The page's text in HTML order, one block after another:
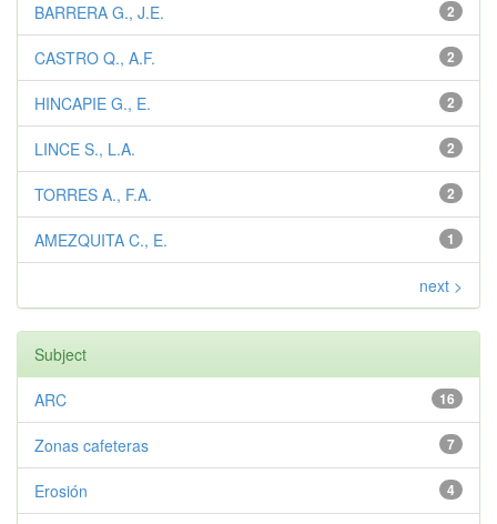
2
BARRERA G., J.E.
2
CASTRO Q., A.F.
2
HINCAPIE G., E.
2
LINCE S., L.A.
2
TORRES A., F.A.
1
AMEZQUITA C., E.
next >
Subject
16
ARC
7
Zonas cafeteras
4
Erosión